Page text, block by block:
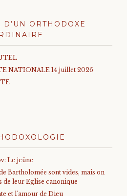
ORTHODOXE
NATIONALE 14 juillet 2026
Le jeûne
Bartholomée sont vides, mais on
de leur Eglise canonique
et l'amour de Dieu